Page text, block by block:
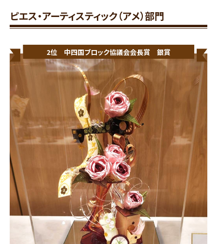
ピエス・アーティスティック（アメ）部門
2位 中四国ブロック協議会会長賞 銀賞